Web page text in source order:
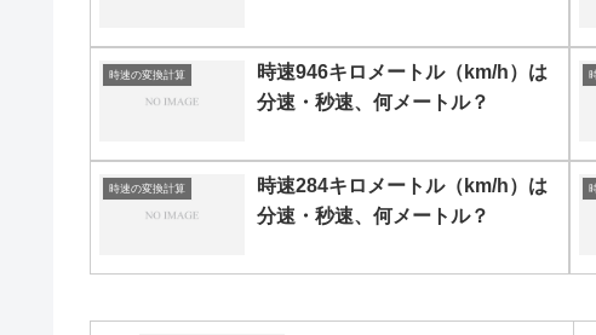
時速の変換計算
時速946キロメートル（km/h）は
分速・秒速、何メートル？
時速の変換計算
時速284キロメートル（km/h）は
分速・秒速、何メートル？